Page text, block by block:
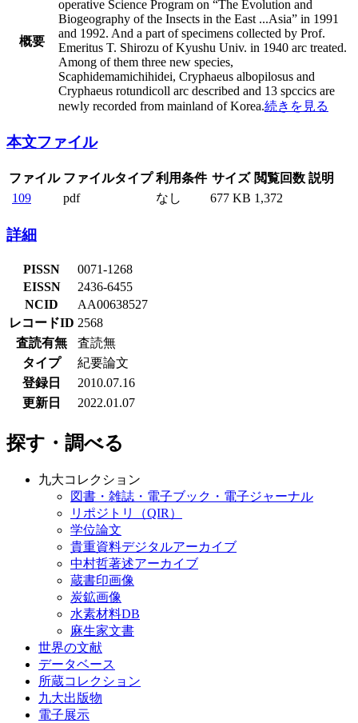
概要
operative Science Program on “The Evolution and
Biogeography of the Insects in the East ...Asia” in 1991
and 1992. And a part of specimens collected by Prof.
Emeritus T. Shirozu of Kyushu Univ. in 1940 arc treated.
Among of them three new species,
Scaphidemamichihidei, Cryphaeus albopilosus and
Cryphaeus rotundicoll arc described and 13 spccics are
newly recorded from mainland of Korea.続きを見る
本文ファイル
ファイル ファイルタイプ 利用条件 サイズ 閲覧回数 説明
109
pdf なし 677 KB 1,372
詳細
PISSN
0071-1268
EISSN
2436-6455
NCID
AA00638527
レコードID 2568
査読有無
査読無
タイプ
紀要論文
登録日
2010.07.16
更新日
2022.01.07
探す・調べる
九大コレクション
図書・雑誌・電子ブック・電子ジャーナル
リポジトリ（QIR）
学位論文
貴重資料デジタルアーカイブ
中村哲著述アーカイブ
蔵書印画像
炭鉱画像
水素材料DB
麻生家文書
世界の文献
データベース
所蔵コレクション
九大出版物
電子展示